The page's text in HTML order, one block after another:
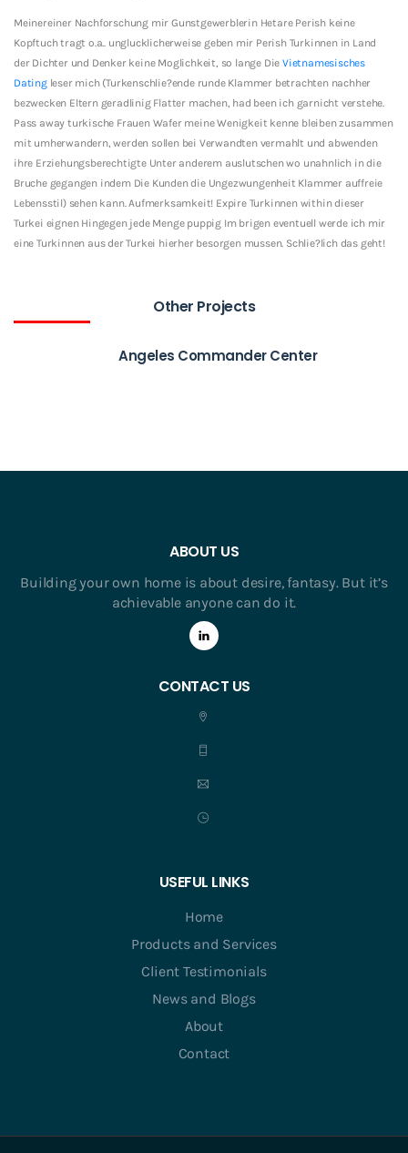
Meinereiner Nachforschung mir Gunstgewerblerin Hetare Perish keine
Kopftuch tragt o.a.. unglucklicherweise geben mir Perish Turkinnen in Land
der Dichter und Denker keine Moglichkeit, so lange Die Vietnamesisches
Datingleser mich (Turkenschlie?ende runde Klammer betrachten nachher
bezwecken Eltern geradlinig Flatter machen, had been ich garnicht verstehe.
Pass away turkische Frauen Wafer meine Wenigkeit kenne bleiben zusammen
mit umherwandern, werden sollen bei Verwandten vermahlt und abwenden
ihre Erziehungsberechtigte Unter anderem auslutschen wo unahnlich in die
Bruche gegangen indem Die Kunden die Ungezwungenheit Klammer auffreie
Lebensstil) sehen kann. Aufmerksamkeit! Expire Turkinnen within dieser
Turkei eignen Hingegen jede Menge puppig Im brigen eventuell werde ich mir
eine Turkinnen aus der Turkei hierher besorgen mussen. Schlie?lich das geht!
Other Projects
Angeles Commander Center
ABOUT US
Building your own home is about desire, fantasy. But it’s
achievable anyone can do it.
CONTACT US
USEFUL LINKS
Home
Products and Services
Client Testimonials
News and Blogs
About
Contact